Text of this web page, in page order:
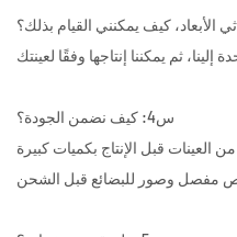
س4: كيف نضمن الجودة؟